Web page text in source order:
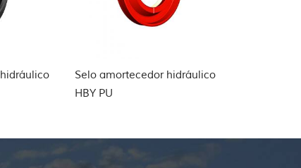
Selo amortecedor hidráulico
vedação de válvula de